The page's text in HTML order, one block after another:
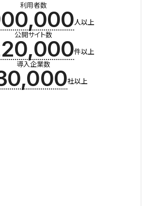
利用者数
人以上
公開サイト数
件以上
導入企業数
社以上